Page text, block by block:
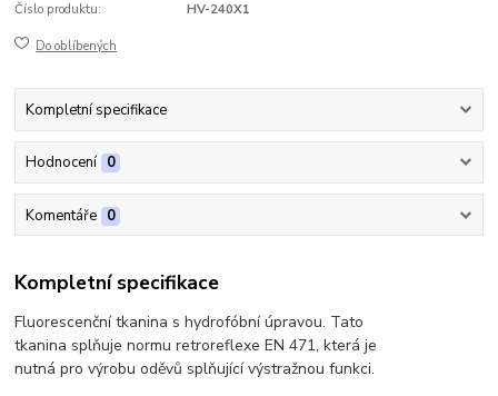
Číslo produktu: HV-240X1
Do oblíbených
Kompletní specifikace
Hodnocení 0
Komentáře 0
Kompletní specifikace
Fluorescenční tkanina s hydrofóbní úpravou. Tato
tkanina splňuje normu retroreflexe EN 471, která je
nutná pro výrobu oděvů splňující výstražnou funkci.